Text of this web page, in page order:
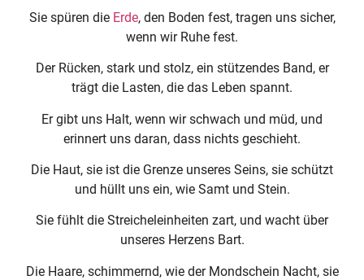
Sie spüren die Erde, den Boden fest, tragen uns sicher,
wenn wir Ruhe fest.
Der Rücken, stark und stolz, ein stützendes Band, er
trägt die Lasten, die das Leben spannt.
Er gibt uns Halt, wenn wir schwach und müd, und
erinnert uns daran, dass nichts geschieht.
Die Haut, sie ist die Grenze unseres Seins, sie schützt
und hüllt uns ein, wie Samt und Stein.
Sie fühlt die Streicheleinheiten zart, und wacht über
unseres Herzens Bart.
Die Haare, schimmernd, wie der Mondschein Nacht, sie